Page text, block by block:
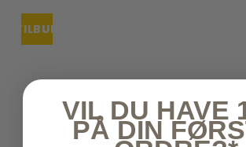
TILBUDUDSOLGT
VIL DU HAVE
PÅ DIN